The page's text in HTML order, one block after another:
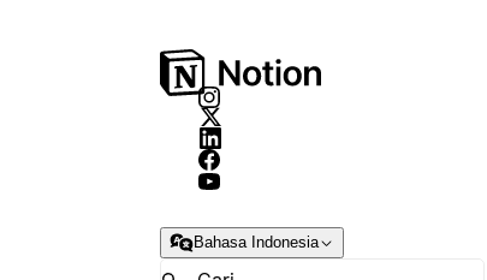
Bahasa Indonesia